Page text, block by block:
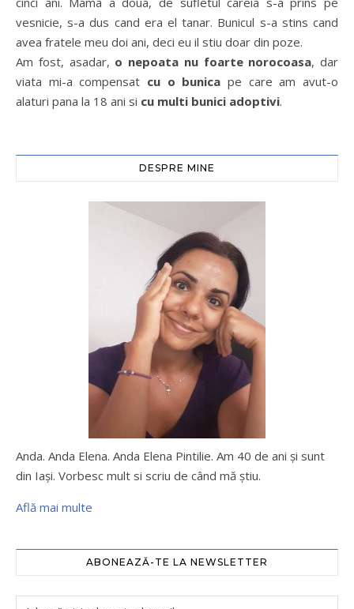
vesnicie, s-a dus cand era el tanar. Bunicul s-a stins cand
avea fratele meu doi ani, deci eu il stiu doar din poze.
Am fost, asadar, o nepoata nu foarte norocoasa, dar
viata mi-a compensat cu o bunica pe care am avut-o
alaturi pana la 18 ani si cu multi bunici adoptivi.
DESPRE MINE
Anda. Anda Elena. Anda Elena Pintilie. Am 40 de ani şi sunt
din Iaşi. Vorbesc mult si scriu de când mă ştiu.
Află mai multe
ABONEAZĂ-TE LA NEWSLETTER